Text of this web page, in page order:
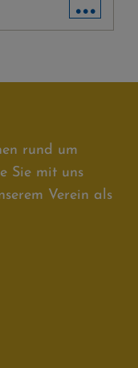
rund um
Sie mit uns
Verein als